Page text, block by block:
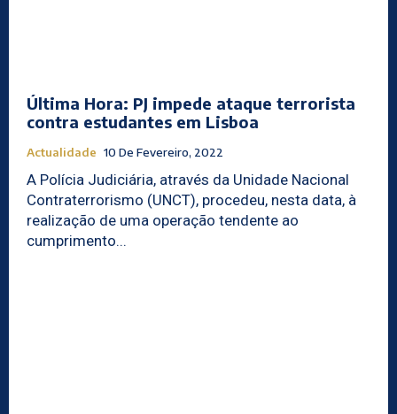
Última Hora: PJ impede ataque terrorista
contra estudantes em Lisboa
Actualidade 10 De Fevereiro, 2022
A Polícia Judiciária, através da Unidade Nacional
Contraterrorismo (UNCT), procedeu, nesta data, à
realização de uma operação tendente ao
cumprimento...